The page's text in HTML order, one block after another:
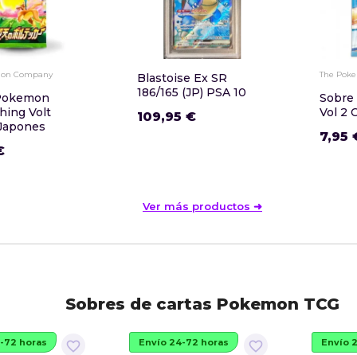
Company
Volt
Blastoise Ex SR
186/165 (JP) PSA 10
109,95 €
The
Sobre
Vol 2
7,95
Ver más productos ➜
Sobres de cartas Pokemon TCG
favorite_border
72 horas favorite_border
Envío 24-72 horas Envío